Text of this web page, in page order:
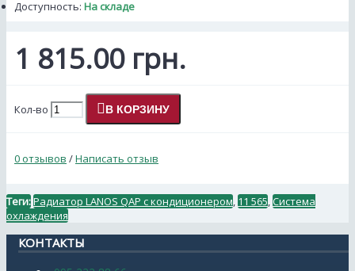
Доступность: На складе
1 815.00 грн.
Кол-во В КОРЗИНУ
0 отзывов /Написать отзыв
Теги:Радиатор LANOS QAP c кондиционером 11 565 Система
охлаждения
КОНТАКТЫ